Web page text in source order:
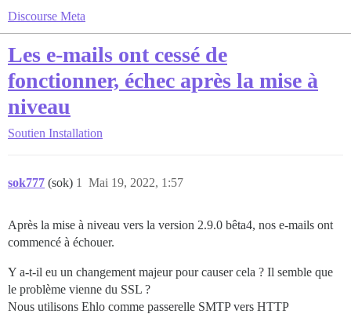
Discourse Meta
Les e-mails ont cessé de
fonctionner, échec après la mise à
niveau
Soutien Installation
sok777 (sok) Mai 19, 2022, 1:57
1
Après la mise à niveau vers la version 2.9.0 bêta4, nos e-mails ont
commencé à échouer.
Y a-t-il eu un changement majeur pour causer cela ? Il semble que
le problème vienne du SSL ?
Nous utilisons Ehlo comme passerelle SMTP vers HTTP